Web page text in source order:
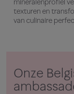
texturen en
van culinaire
Onze